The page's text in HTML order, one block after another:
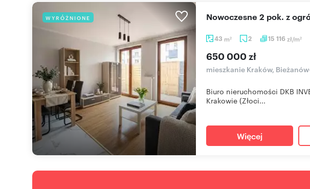
WYRÓŻNIONE
43 m2 2 15 116zł/m2
Nowoczesne 2 pok. z
650 000 zł
mieszkanie Kraków,
Biuro nieruchomości DKB
Krakowie (Złoci...
Więcej